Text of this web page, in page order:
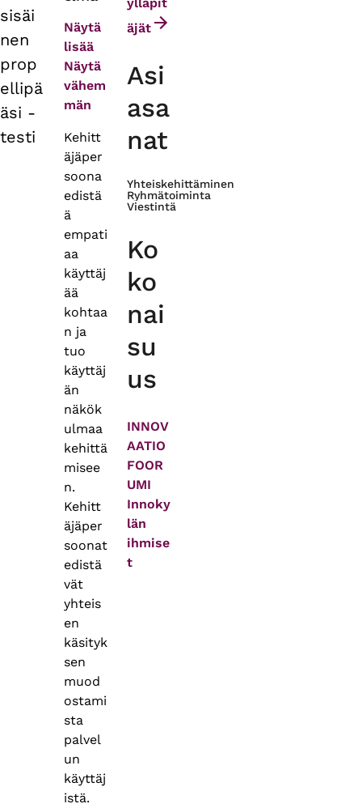
sisäi
nen
prop
ellipä
äsi -
testi
Näytä
lisää
Näytä
vähem
män
Kehitt
äjäper
soona
edistä
ä
empati
aa
käyttäj
ää
kohtaa
n ja
tuo
käyttäj
än
näkök
ulmaa
kehittä
misee
n.
Kehitt
äjäper
soonat
edistä
vät
yhteis
en
käsityk
sen
muod
ostami
sta
palvel
un
käyttäj
istä.
äjät
Asi
asa
nat
Yhteiskehittäminen
Ryhmätoiminta
Viestintä
Ko
ko
nai
su
us
INNOV
AATIO
FOOR
UMI
Innoky
län
ihmise
t